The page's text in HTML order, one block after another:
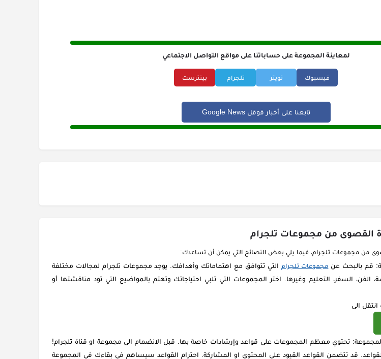
لمعاينة المجموعة على حساباتنا على مواقع التواصل الاجتماعي
فيسبوك تويتر تلجرام بينترست
تابعنا على أخبار قوقل Google News
القصوى من مجموعات تلجرام
من مجموعات تلجرام، فيما يلي بعض النصائح التي يمكن أن تساعدك:
قم بالبحث عن مجموعات تلجرام التي تتوافق مع اهتماماتك وأهدافك. يوجد مجموعات تلجرام لمجالات مختلفة
الفن، السفر، التعليم وغيرها. اختر المجموعات التي تلبي احتياجاتك وتهتم بالمواضيع التي تود مناقشتها أو
الى
تحتوي معظم المجموعات على قواعد وإرشادات خاصة بها. قبل الانضمام الى مجموعة او قناة تلجرام!
قد تتضمن القواعد القيود على المحتوى او المشاركة. احترام القواعد سيساهم في بقاءك في المجموعة